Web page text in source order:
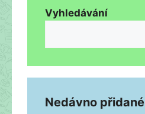
Vyhledávání
Nedávno přidané